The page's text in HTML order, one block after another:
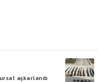
aşkarlanıb